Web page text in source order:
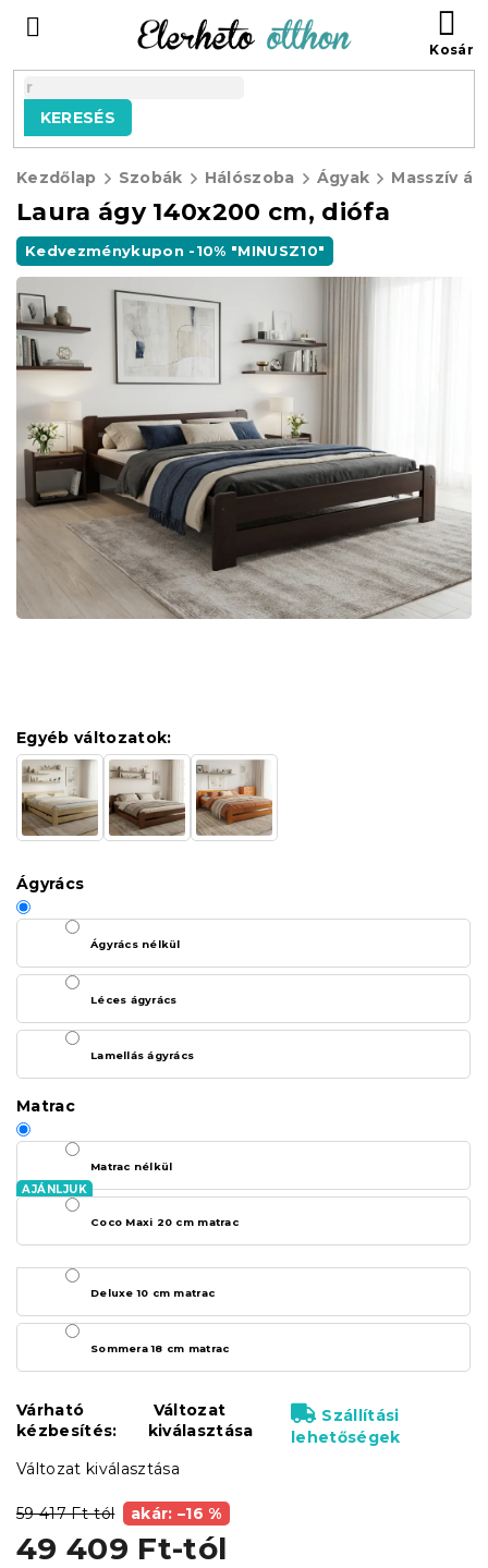
tartalomhoz
KERESÉS
Kezdőlap Szobák Hálószoba Ágyak Masszív
Laura ágy 140x200 cm, diófa
Kedvezménykupon -10% "MINUSZ10"
59 417 Ft-tól akár: –16 %
49 409 Ft-tól
Változat kiválasztása
Egyéb változatok:
Ágyrács
Ágyrács nélkül
Léces ágyrács
Lamellás ágyrács
Matrac
Matrac nélkül
Coco Maxi 20 cm matrac
Deluxe 10 cm matrac
Sommera 18 cm matrac
Várható
kézbesítés:
Változat
kiválasztása
Szállítási
lehetőségek